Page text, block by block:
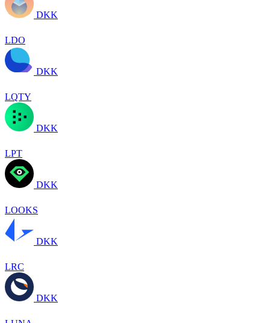
DKK
LDO
DKK
LQTY
DKK
LPT
DKK
LOOKS
DKK
LRC
DKK